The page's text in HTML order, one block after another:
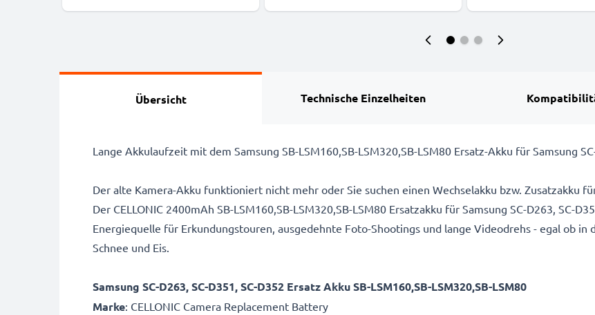
Übersicht Technische Einzelheiten
Lange Akkulaufzeit mit dem Samsung SB-LSM160,SB-LSM320,SB-LSM80 Ersatz-Akku für Samsung
Der alte Kamera-Akku funktioniert nicht mehr oder Sie suchen einen Wechselakku bzw. Zusatzakku
Der CELLONIC 2400mAh SB-LSM160,SB-LSM320,SB-LSM80 Ersatzakku für Samsung SC-D263, SC-
Energiequelle für Erkundungstouren, ausgedehnte Foto-Shootings und lange Videodrehs - egal ob
Schnee und Eis.
Samsung SC-D263, SC-D351, SC-D352 Ersatz Akku SB-LSM160,SB-LSM320,SB-LSM80
Marke: CELLONIC Camera Replacement Battery